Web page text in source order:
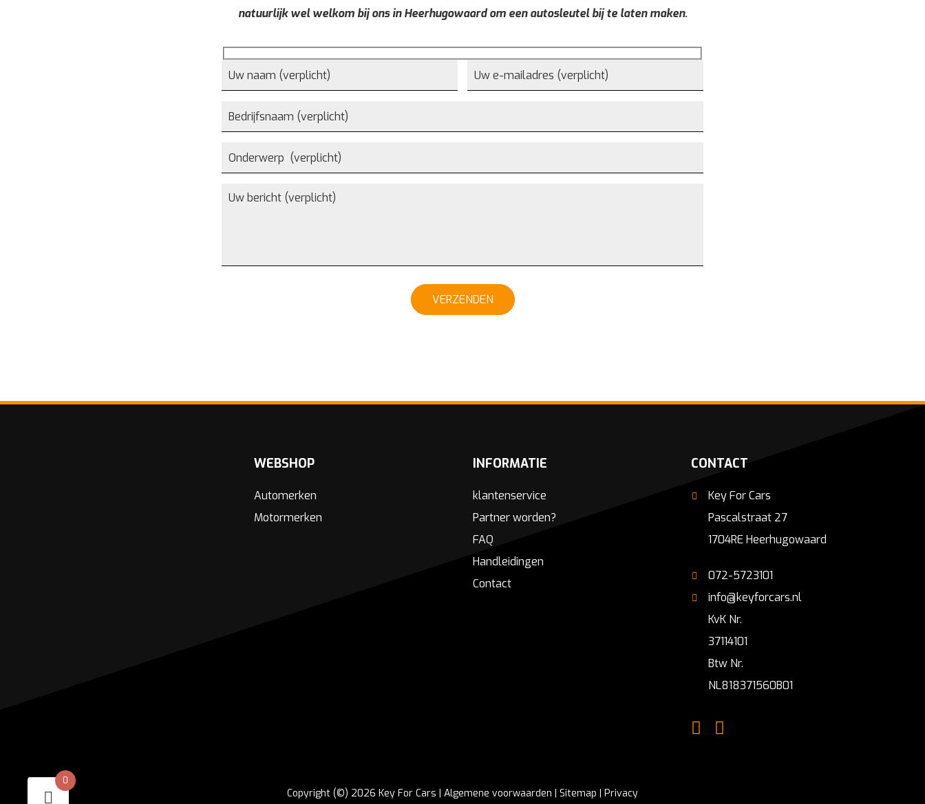
natuurlijk wel welkom bij ons in Heerhugowaard om een autosleutel bij te laten maken.
VERZENDEN
WEBSHOP
Automerken
Motormerken
INFORMATIE
klantenservice
Partner worden?
FAQ
Handleidingen
Contact
CONTACT
Key For Cars
Pascalstraat 27
1704RE Heerhugowaard
072-5723101
info@keyforcars.nl
KvK Nr.
37114101
Btw Nr.
NL818371560B01
Copyright (©) 2026 Key For Cars | Algemene voorwaarden Sitemap Privacy
0